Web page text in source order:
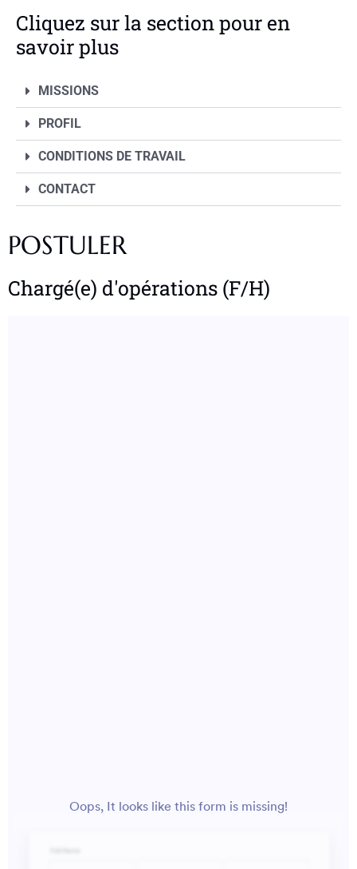
Cliquez sur la section pour en
savoir plus
MISSIONS
PROFIL
CONDITIONS DE TRAVAIL
CONTACT
POSTULER
Chargé(e) d'opérations (F/H)